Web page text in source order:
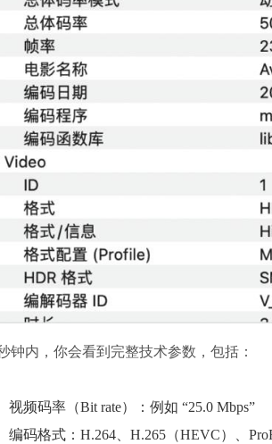
钟内，你会看到完整技术参数，包括：
视频码率（Bit rate）：例如 “25.0 Mbps”
编码格式：H.264、H.265（HEVC）、